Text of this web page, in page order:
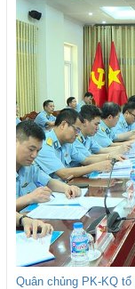
Quân chủng PK-KQ